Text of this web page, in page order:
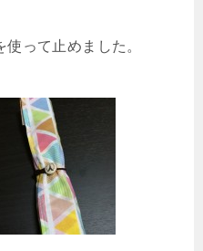
って止めました。